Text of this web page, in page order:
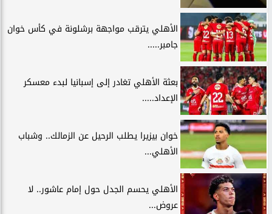
الأهلي يترقب مواجهة برشلونة في كأس خوان
جامبر.....
بعثة الأهلي تغادر إلى إسبانيا لبدء معسكر
الإعداد.....
خوان بيزيرا يطلب الرحيل عن الزمالك.. وشباب
الأهلي...
الأهلي يحسم الجدل حول إمام عاشور.. لا
عروض...